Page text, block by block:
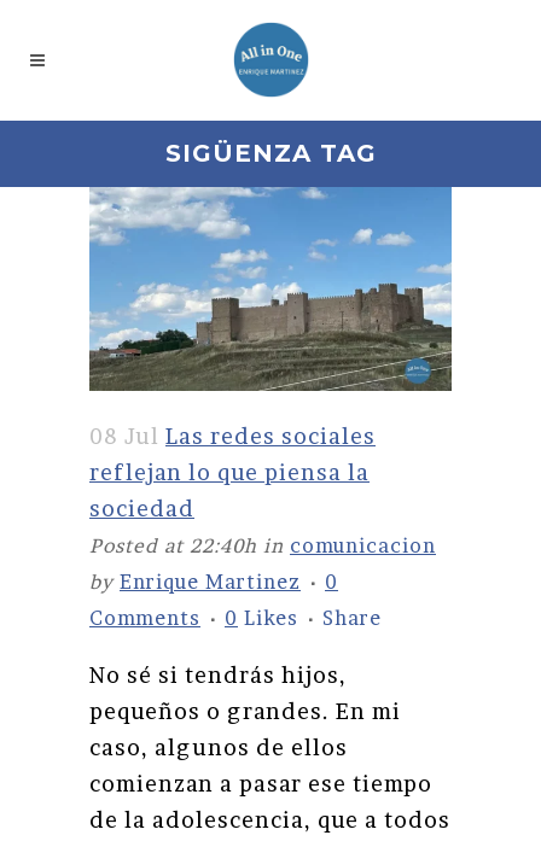
SIGÜENZA TAG
08 Jul Las redes sociales
reflejan lo que piensa la
sociedad
Posted at 22:40h in comunicacion
by Enrique Martinez
0
Comments
0 Likes Share
No sé si tendrás hijos,
pequeños o grandes. En mi
caso, algunos de ellos
comienzan a pasar ese tiempo
de la adolescencia, que a todos